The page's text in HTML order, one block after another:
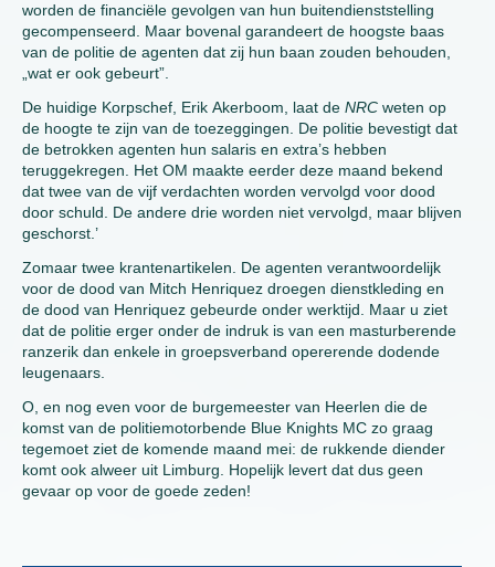
worden de financiële gevolgen van hun buitendienststelling
gecompenseerd. Maar bovenal garandeert de hoogste baas
van de politie de agenten dat zij hun baan zouden behouden,
„wat er ook gebeurt”.
De huidige Korpschef, Erik Akerboom, laat de NRC weten op
de hoogte te zijn van de toezeggingen. De politie bevestigt dat
de betrokken agenten hun salaris en extra’s hebben
teruggekregen. Het OM maakte eerder deze maand bekend
dat twee van de vijf verdachten worden vervolgd voor dood
door schuld. De andere drie worden niet vervolgd, maar blijven
geschorst.’
Zomaar twee krantenartikelen. De agenten verantwoordelijk
voor de dood van Mitch Henriquez droegen dienstkleding en
de dood van Henriquez gebeurde onder werktijd. Maar u ziet
dat de politie erger onder de indruk is van een masturberende
ranzerik dan enkele in groepsverband opererende dodende
leugenaars.
O, en nog even voor de burgemeester van Heerlen die de
komst van de politiemotorbende Blue Knights MC zo graag
tegemoet ziet de komende maand mei: de rukkende diender
komt ook alweer uit Limburg. Hopelijk levert dat dus geen
gevaar op voor de goede zeden!